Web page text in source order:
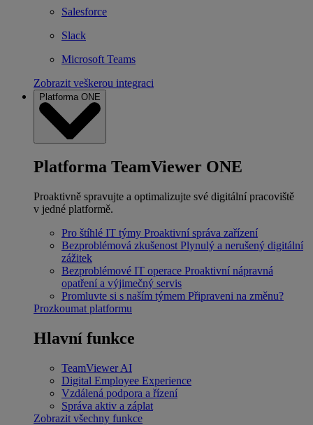
Salesforce
Slack
Microsoft Teams
Zobrazit veškerou integraci
Platforma ONE
Platforma TeamViewer ONE
Proaktivně spravujte a optimalizujte své digitální pracoviště
v jedné platformě.
Pro štíhlé IT týmy Proaktivní správa zařízení
Bezproblémová zkušenost Plynulý a nerušený digitální
zážitek
Bezproblémové IT operace Proaktivní nápravná
opatření a výjimečný servis
Promluvte si s naším týmem Připraveni na změnu?
Prozkoumat platformu
Hlavní funkce
TeamViewer AI
Digital Employee Experience
Vzdálená podpora a řízení
Správa aktiv a záplat
Zobrazit všechny funkce